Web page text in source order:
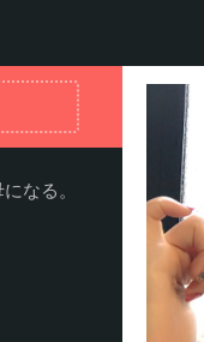
なる。